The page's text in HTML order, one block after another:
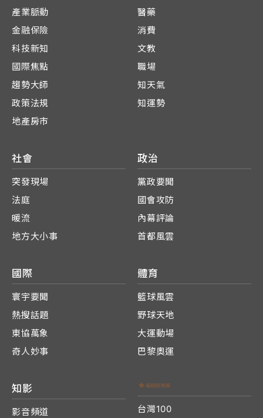
產業脈動
金融保險
科技新知
國際焦點
趨勢大師
政策法規
地產房市
醫藥
消費
文教
職場
知天氣
知運勢
社會
突發現場
法庭
暖流
地方大小事
政治
黨政要聞
國會攻防
內幕評論
首都風雲
國際
寰宇要聞
熱搜話題
東協萬象
奇人妙事
體育
籃球風雲
野球天地
大運動場
巴黎奧運
知影
影音頻道
台灣100